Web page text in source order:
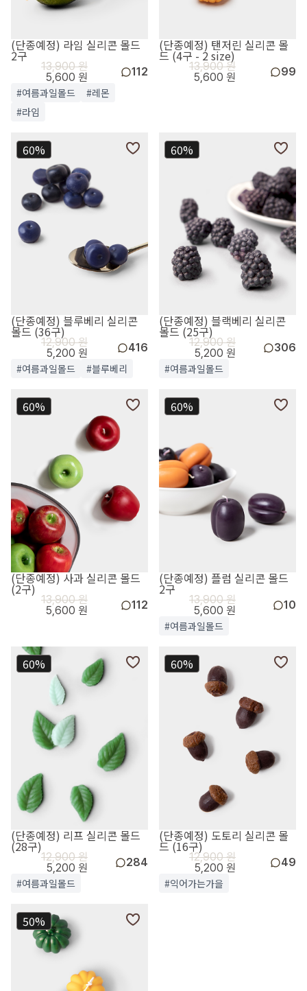
(단종예정) 라임 실리콘 몰드
2구
13,900 원
5,600 원
112
#여름과일몰드
#레몬
#라임
(단종예정) 탠저린 실리콘 몰
드 (4구 - 2 size)
13,900 원
5,600 원
99
60%
(단종예정) 블루베리 실리콘
몰드 (36구)
12,900 원
5,200 원
416
#여름과일몰드 #블루베리
60%
(단종예정) 블랙베리 실리콘
몰드 (25구)
12,900 원
5,200 원
306
#여름과일몰드
60%
(단종예정) 사과 실리콘 몰드
(2구)
13,900 원
5,600 원
112
60%
(단종예정) 플럼 실리콘 몰드
2구
13,900 원
5,600 원
10
#여름과일몰드
60%
(단종예정) 리프 실리콘 몰드
(28구)
12,900 원
5,200 원
284
#여름과일몰드
60%
(단종예정) 도토리 실리콘 몰
드 (16구)
12,900 원
5,200 원
49
#익어가는가을
50%